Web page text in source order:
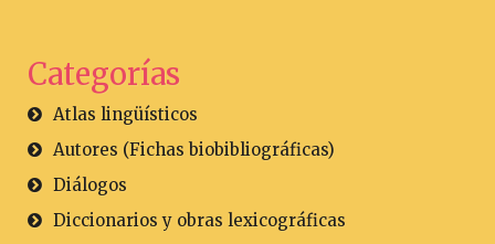
Categorías
Atlas lingüísticos
Autores (Fichas biobibliográficas)
Diálogos
Diccionarios y obras lexicográficas